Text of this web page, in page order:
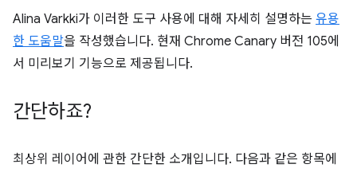
Alina Varkki가 이러한 도구 사용에 대해 자세히 설명하는 유용
한 도움말을 작성했습니다. 현재 Chrome Canary 버전 105에
서 미리보기 기능으로 제공됩니다.
간단하죠?
최상위 레이어에 관한 간단한 소개입니다. 다음과 같은 항목에